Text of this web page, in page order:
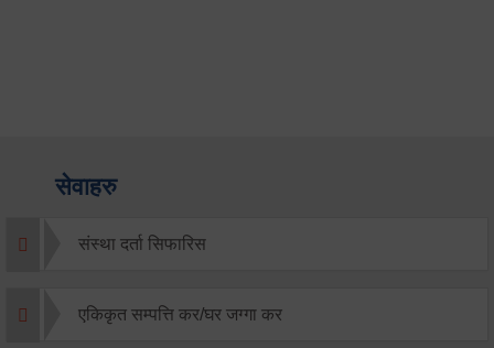
सेवाहरु
संस्था दर्ता सिफारिस
एकिकृत सम्पत्ति कर/घर जग्गा कर